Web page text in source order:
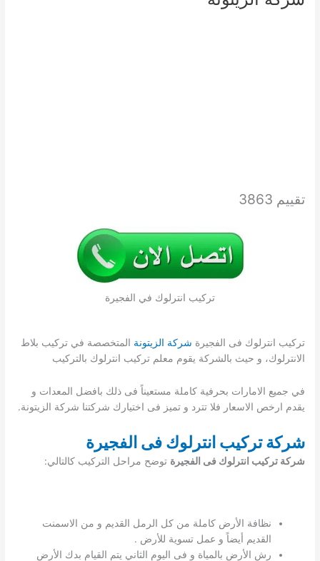
تقييم 3863
تركيب انترلوك في الفجيرة
تركيب انترلوك فى الفجيرة شركة الزيتونة المتخصصة في تركيب بلاط
الانترلوك، و حيث بالشركة يقوم معلم تركيب انترلوك بالتركيب
في جميع الامارات بحرفية كاملة مستعيناً فى ذلك بافضل المعدات و
يقدم ارخص الاسعار فلا تترد و تميز فى اختيارك شركتنا شركة الزيتونة.
شركة تركيب انترلوك فى الفجيرة
شركة تركيب انترلوك فى الفجيرة توضح مراحل التركيب كالتالي:
نظافة الأرض كاملة من كل الرمل القديم و من الاسمنت
القديم أيضاً و عمل تسوية للأرض .
رش الأرض بالمياة و فى اليوم الثاني يتم القيام بدك الأرض